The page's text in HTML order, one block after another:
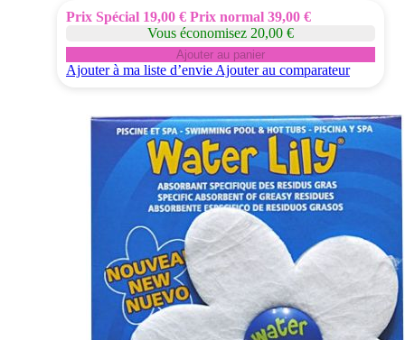
Prix Spécial 19,00 € Prix normal 39,00 €
Vous économisez 20,00 €
Ajouter au panier
Ajouter à ma liste d’envie Ajouter au comparateur